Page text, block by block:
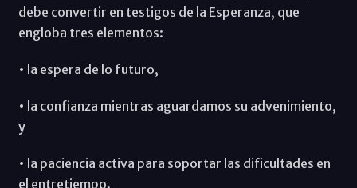
debe convertir en testigos de la Esperanza, que
engloba tres elementos:
• la espera de lo futuro,
• la confianza mientras aguardamos su advenimiento,
y
• la paciencia activa para soportar las dificultades en
el entretiempo.